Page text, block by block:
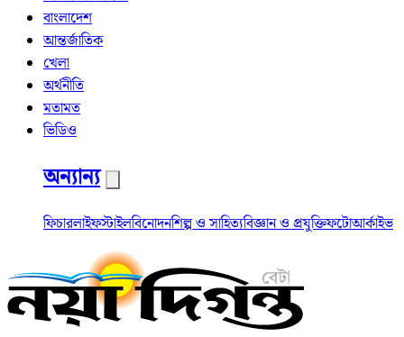
বাংলাদেশ
আন্তর্জাতিক
খেলা
অর্থনীতি
মতামত
ভিডিও
অন্যান্য
ফিচারলাইফস্টাইলবিনোদনশিল্প ও সাহিত্যবিজ্ঞান ও প্রযুক্তিফটোআর্কাইভ